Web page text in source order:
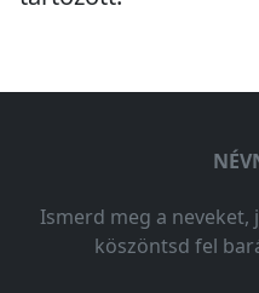
Ismerd meg a
köszöntsd fel